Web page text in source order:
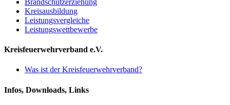
Brandschutzerziehung
Kreisausbildung
Leistungsvergleiche
Leistungswettbewerbe
Kreisfeuerwehrverband e.V.
Was ist der Kreisfeuerwehrverband?
Infos, Downloads, Links